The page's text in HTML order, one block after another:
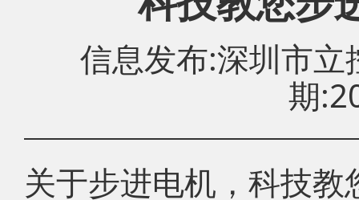
信息发布:深圳市
期
关于步进电机，科技